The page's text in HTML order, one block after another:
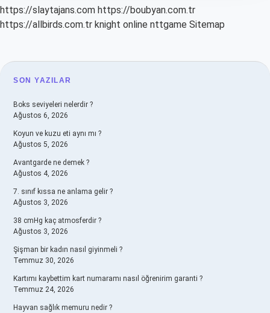
https://slaytajans.com https://boubyan.com.tr
https://allbirds.com.tr knight online nttgame Sitemap
SIDEBAR
SON YAZILAR
Boks seviyeleri nelerdir ?
Ağustos 6, 2026
Koyun ve kuzu eti aynı mı ?
Ağustos 5, 2026
Avantgarde ne demek ?
Ağustos 4, 2026
7. sınıf kıssa ne anlama gelir ?
Ağustos 3, 2026
38 cmHg kaç atmosferdir ?
Ağustos 3, 2026
Şişman bir kadın nasıl giyinmeli ?
Temmuz 30, 2026
Kartımı kaybettim kart numaramı nasıl öğrenirim garanti ?
Temmuz 24, 2026
Hayvan sağlık memuru nedir ?